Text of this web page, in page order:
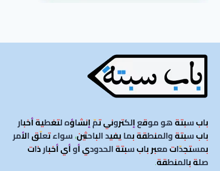
باب سبتة هو موقع إلكتروني تمّ إنشاؤه لتغطية أخبار
باب سبتة والمنطقة بما يفيد الباحثين، سواء تعلّق الأمر
بمستجدّات معبر باب سبتة الحدودي أو أي أخبار ذات
صلة بالمنطقة.